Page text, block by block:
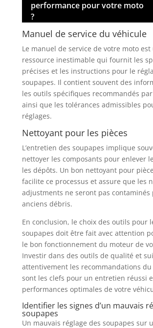
performance pour votre moto
?
Manuel de service du véhicule
Le manuel de service de votre moto est
ressource inestimable qui fournit les
précises et les instructions pour le
soupapes. Il contient souvent des
les outils spécifiques recommandés
ainsi que les tolérances admissibles
réglages.
Nettoyant pour les pièces
L’entretien des soupapes implique
nettoyer les composants pour enlever
les dépôts. Un bon nettoyant pour
facilite ce processus et assure que les
adjustments ne seront pas contaminés
anciens débris.
En conclusion, le choix des outils pour
soupapes doit être fait avec attention
le bon fonctionnement du moteur de
Investir dans des outils de qualité et
attentivement les recommandations
sont les clefs pour un entretien réussi
performances optimales de votre
Identifier les signes d’un mauvais
soupapes
Un mauvais réglage des soupapes sur